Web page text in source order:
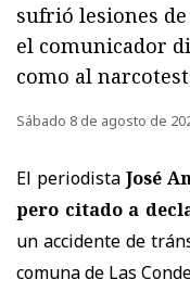
sufrió lesiones
el comunicador
como al
Sábado 8 de agosto de
El periodista José
pero citado a
un accidente de
comuna de Las